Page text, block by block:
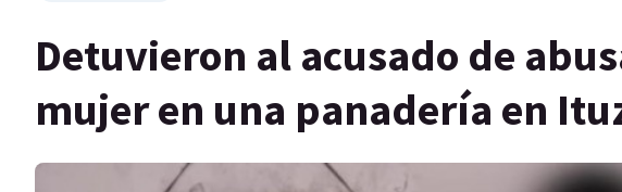
Detuvieron al acusado de
mujer en una panadería en